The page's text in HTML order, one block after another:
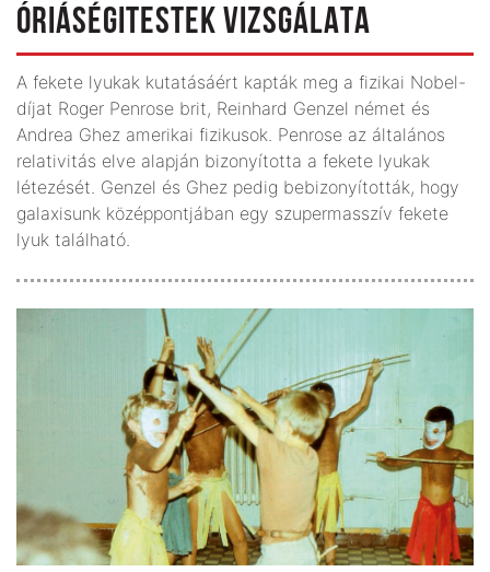
ÓRIÁSÉGITESTEK VIZSGÁLATA
A fekete lyukak kutatásáért kapták meg a fizikai Nobel-
díjat Roger Penrose brit, Reinhard Genzel német és
Andrea Ghez amerikai fizikusok. Penrose az általános
relativitás elve alapján bizonyította a fekete lyukak
létezését. Genzel és Ghez pedig bebizonyították, hogy
galaxisunk középpontjában egy szupermasszív fekete
lyuk található.